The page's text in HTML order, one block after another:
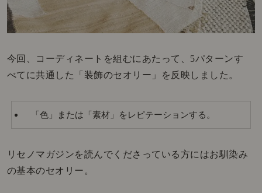
今回、コーディネートを組むにあたって、5パターンす
べてに共通した「装飾のセオリー」を反映しました。
「色」または「素材」をレピテーションする。
リセノマガジンを読んでくださっている方にはお馴染み
の基本のセオリー。